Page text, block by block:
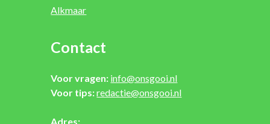
Alkmaar
Contact
Voor vragen: info@onsgooi.nl
Voor tips:redactie@onsgooi.nl
Adres: